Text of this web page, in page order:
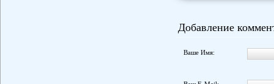
Добавление
Ваше Имя: